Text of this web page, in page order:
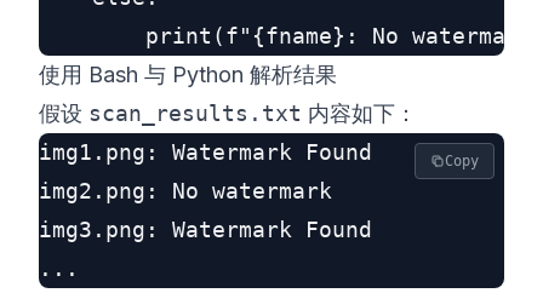
使用 Bash 与 Python 解析结果
假设 scan_results.txt 内容如下：
img1.png: Watermark Found
img2.png: No watermark
img3.png: Watermark Found
Copy